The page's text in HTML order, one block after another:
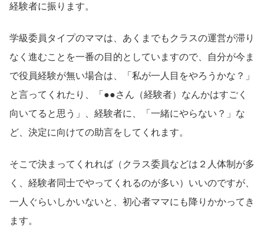
経験者に振ります。
学級委員タイプのママは、あくまでもクラスの運営が滞り
なく進むことを一番の目的としていますので、自分が今ま
で役員経験が無い場合は、「私が一人目をやろうかな？」
と言ってくれたり、「●●さん（経験者）なんかはすごく
向いてると思う」、経験者に、「一緒にやらない？」な
ど、決定に向けての助言をしてくれます。
そこで決まってくれれば（クラス委員などは２人体制が多
く、経験者同士でやってくれるのが多い）いいのですが、
一人ぐらいしかいないと、初心者ママにも降りかかってき
ます。